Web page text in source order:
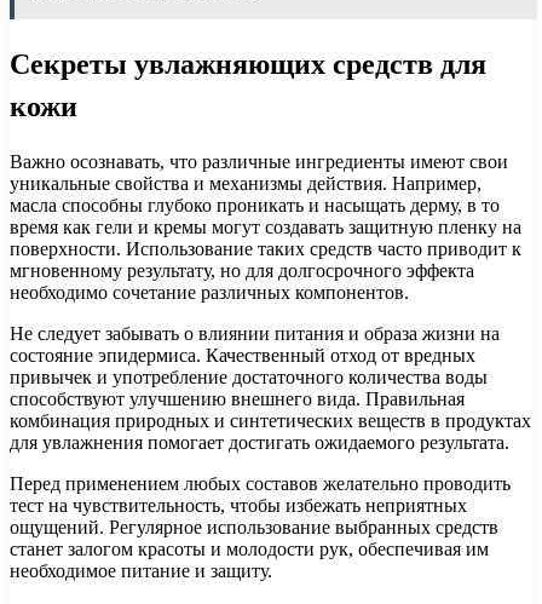
Секреты увлажняющих средств для
кожи
Важно осознавать, что различные ингредиенты имеют свои
уникальные свойства и механизмы действия. Например,
масла способны глубоко проникать и насыщать дерму, в то
время как гели и кремы могут создавать защитную пленку на
поверхности. Использование таких средств часто приводит к
мгновенному результату, но для долгосрочного эффекта
необходимо сочетание различных компонентов.
Не следует забывать о влиянии питания и образа жизни на
состояние эпидермиса. Качественный отход от вредных
привычек и употребление достаточного количества воды
способствуют улучшению внешнего вида. Правильная
комбинация природных и синтетических веществ в продуктах
для увлажнения помогает достигать ожидаемого результата.
Перед применением любых составов желательно проводить
тест на чувствительность, чтобы избежать неприятных
ощущений. Регулярное использование выбранных средств
станет залогом красоты и молодости рук, обеспечивая им
необходимое питание и защиту.